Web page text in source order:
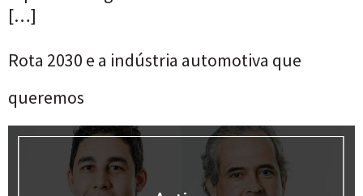
[…]
Rota 2030 e a indústria automotiva que
queremos